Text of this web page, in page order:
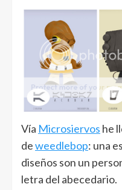
Vía Microsiervos he
deweedlebop: una
diseños son un
letra del abecedario.